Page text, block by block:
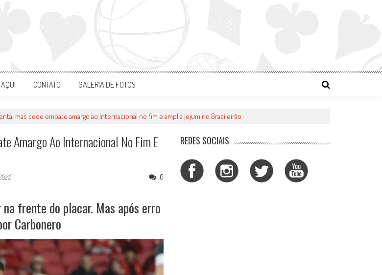
CONTATO GALERIA DE FOTOS
mas cede empate amargo ao Internacional no fim e amplia jejum no Brasileirão
Amargo Ao Internacional No Fim E
0
frente do placar. Mas após erro
Carbonero
REDES SOCIAIS